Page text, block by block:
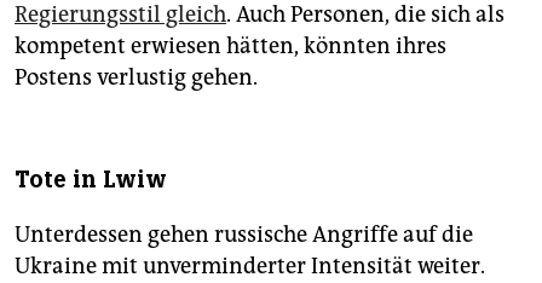
Regierungsstil gleich. Auch Personen, die sich als
kompetent erwiesen hätten, könnten ihres
Postens verlustig gehen.
Tote in Lwiw
Unterdessen gehen russische Angriffe auf die
Ukraine mit unverminderter Intensität weiter.